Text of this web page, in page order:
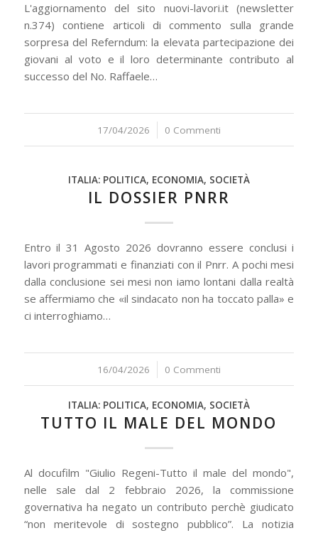
L'aggiornamento del sito nuovi-lavori.it (newsletter
n.374) contiene articoli di commento sulla grande
sorpresa del Referndum: la elevata partecipazione dei
giovani al voto e il loro determinante contributo al
successo del No. Raffaele…
17/04/2026
/ 0 Commenti
ITALIA: POLITICA, ECONOMIA, SOCIETÀ
IL DOSSIER PNRR
Entro il 31 Agosto 2026 dovranno essere conclusi i
lavori programmati e finanziati con il Pnrr. A pochi mesi
dalla conclusione sei mesi non iamo lontani dalla realtà
se affermiamo che «il sindacato non ha toccato palla» e
ci interroghiamo…
16/04/2026
/ 0 Commenti
ITALIA: POLITICA, ECONOMIA, SOCIETÀ
TUTTO IL MALE DEL MONDO
Al docufilm "Giulio Regeni-Tutto il male del mondo",
nelle sale dal 2 febbraio 2026, la commissione
governativa ha negato un contributo perchè giudicato
“non meritevole di sostegno pubblico”. La notizia